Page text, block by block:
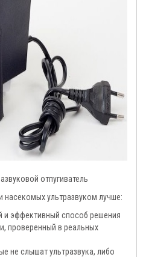
отпугиватель
насекомых ультразвуком лучше:
эффективный способ решения
проверенный в реальных
не слышат ультразвука, либо